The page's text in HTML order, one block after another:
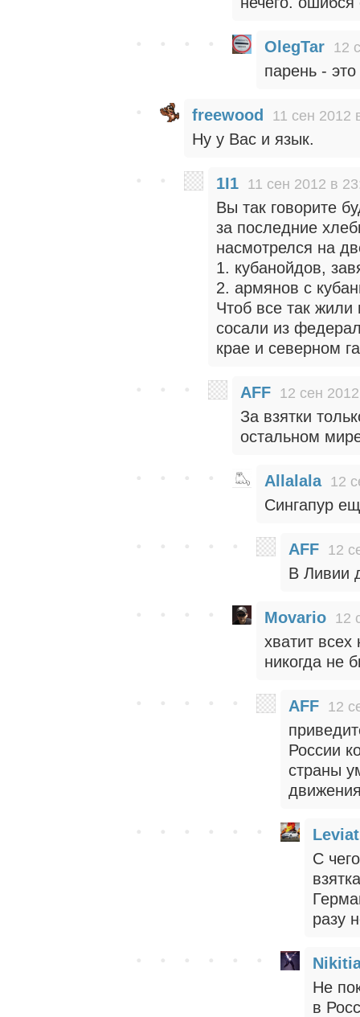
OlegTar 12
парень -
freewood 11 сен 2012
Ну у Вас и язык.
1I1 11 сен 2012 в
Вы так говорите
за последние
насмотрелся на
1. кубанойдов,
2. армянов с
Чтоб все так жили
сосали из
крае и северном
AFF 12 сен
За взятки
остальном
Allalala 12
Сингапур
AFF 12
В Ливии
Movario 12
хватит всех
никогда не
AFF 12
России
страны
С
разу
Не
в